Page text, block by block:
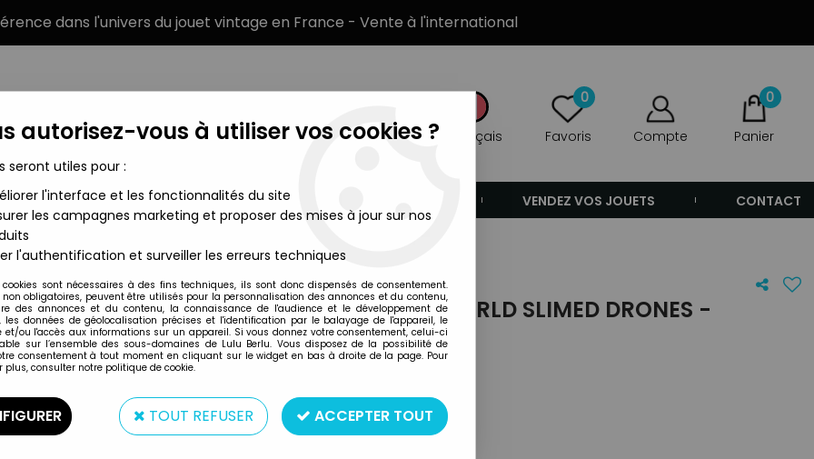
dans l'univers du jouet vintage en France - Vente à l'international
Français
0
Favoris Compte
0
Panier
MARQUES TYPE DE PRODUIT VENDEZ VOS JOUETS CONTACT
Drones - Krystal Kry-Sis
Zoloworld
REALM OF THE UNDERWORLD SLIMED DRONES -
KRYSTAL KRY-SIS
Type : figurine articulée.
Matière : plastique
autorisez-vous à utiliser vos cookies ?
seront utiles pour :
l'interface et les fonctionnalités du site
les campagnes marketing et proposer des mises à jour sur nos
l'authentification et surveiller les erreurs techniques
cookies sont nécessaires à des fins techniques, ils sont donc dispensés de consentement.
non obligatoires, peuvent être utilisés pour la personnalisation des annonces et du contenu,
des annonces et du contenu, la connaissance de l'audience et le développement de
les données de géolocalisation précises et l'identification par le balayage de l'appareil, le
et/ou l'accès aux informations sur un appareil. Si vous donnez votre consentement, celui-ci
sur l’ensemble des sous-domaines de Lulu Berlu. Vous disposez de la possibilité de
consentement à tout moment en cliquant sur le widget en bas à droite de la page. Pour
plus, consulter notre politique de cookie.
TOUT REFUSER ACCEPTER TOUT